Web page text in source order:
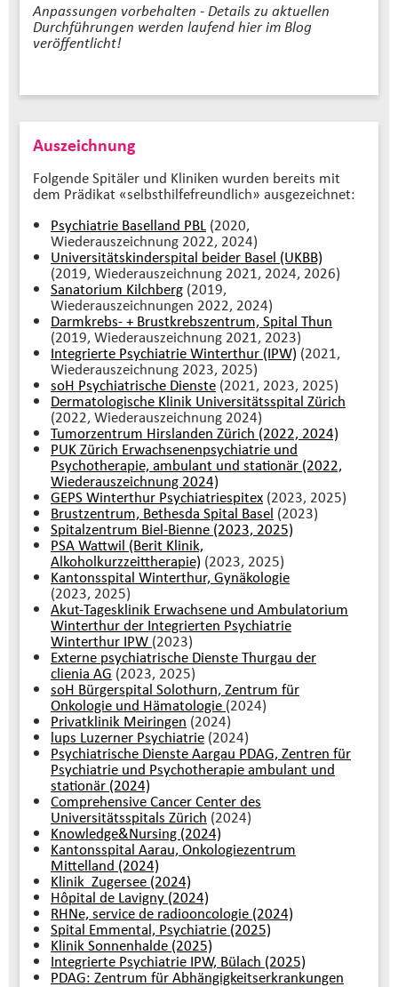
Anpassungen vorbehalten - Details zu aktuellen
Durchführungen werden laufend hier im Blog
veröffentlicht!
Auszeichnung
Folgende Spitäler und Kliniken wurden bereits mit
dem Prädikat «selbsthilfefreundlich» ausgezeichnet:
Psychiatrie Baselland PBL (2020,
Wiederauszeichnung 2022, 2024)
Universitätskinderspital beider Basel (UKBB)
(2019, Wiederauszeichnung 2021, 2024, 2026)
Sanatorium Kilchberg (2019,
Wiederauszeichnungen 2022, 2024)
Darmkrebs- + Brustkrebszentrum, Spital Thun
(2019, Wiederauszeichnung 2021, 2023)
Integrierte Psychiatrie Winterthur (IPW) (2021,
Wiederauszeichnung 2023, 2025)
soH Psychiatrische Dienste (2021, 2023, 2025)
Dermatologische Klinik Universitätsspital Zürich
(2022, Wiederauszeichnung 2024)
Tumorzentrum Hirslanden Zürich (2022, 2024)
PUK Zürich Erwachsenenpsychiatrie und
Psychotherapie, ambulant und stationär (2022,
Wiederauszeichnung 2024)
GEPS Winterthur Psychiatriespitex (2023, 2025)
Brustzentrum, Bethesda Spital Basel (2023)
Spitalzentrum Biel-Bienne (2023, 2025)
PSA Wattwil (Berit Klinik,
Alkoholkurzzeittherapie) (2023, 2025)
Kantonsspital Winterthur, Gynäkologie
(2023, 2025)
Akut-Tagesklinik Erwachsene und Ambulatorium
Winterthur der Integrierten Psychiatrie
Winterthur IPW (2023)
Externe psychiatrische Dienste Thurgau der
clienia AG (2023, 2025)
soH Bürgerspital Solothurn, Zentrum für
Onkologie und Hämatologie (2024)
Privatklinik Meiringen (2024)
lups Luzerner Psychiatrie (2024)
Psychiatrische Dienste Aargau PDAG, Zentren für
Psychiatrie und Psychotherapie ambulant und
stationär (2024)
Comprehensive Cancer Center des
Universitätsspitals Zürich (2024)
Knowledge&Nursing (2024)
Kantonsspital Aarau, Onkologiezentrum
Mittelland (2024)
Klinik Zugersee (2024)
Hôpital de Lavigny (2024)
RHNe, service de radiooncologie (2024)
Spital Emmental, Psychiatrie (2025)
Klinik Sonnenhalde (2025)
Integrierte Psychiatrie IPW, Bülach (2025)
PDAG: Zentrum für Abhängigkeitserkrankungen